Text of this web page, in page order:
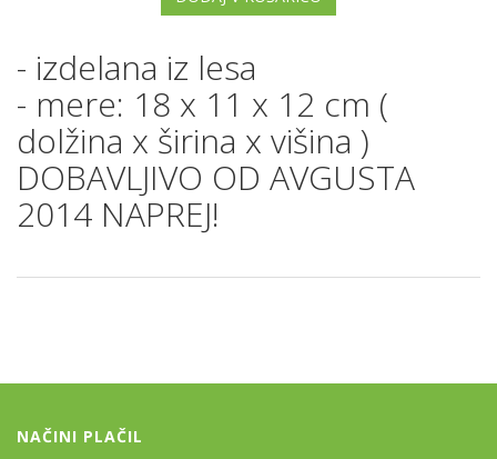
- izdelana iz lesa
- mere: 18 x 11 x 12 cm (
dolžina x širina x višina )
DOBAVLJIVO OD AVGUSTA
2014 NAPREJ!
NAČINI PLAČIL